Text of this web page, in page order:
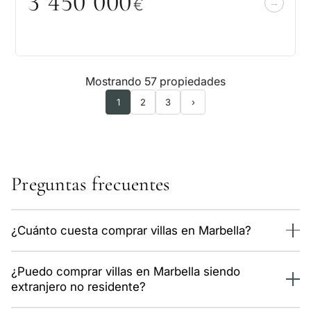
€
Mostrando 57 propiedades
1 2 3 ›
Preguntas frecuentes
¿Cuánto cuesta comprar villas en Marbella?
Marbella, con precios desde 640.000 €. El precio medio
ronda los 9.000 €/m². Los datos se actualizan a diario con
nuestro sistema.
¿Puedo comprar villas en Marbella siendo
extranjero no residente?